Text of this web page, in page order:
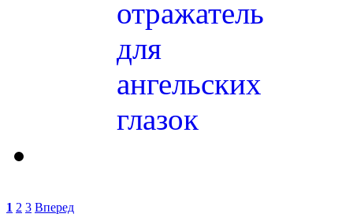
отражатель
для
ангельских
глазок
1 2 3 Вперед